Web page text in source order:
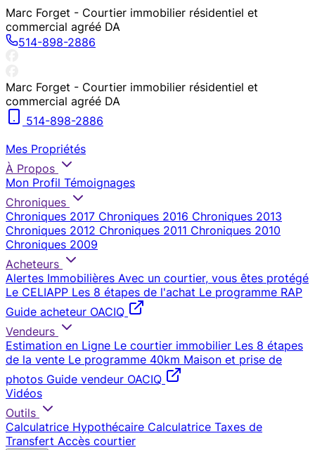
Marc Forget - Courtier immobilier résidentiel et
commercial agréé DA
514-898-2886
Marc Forget - Courtier immobilier résidentiel et
commercial agréé DA
514-898-2886
Mes Propriétés
À Propos
Mon Profil Témoignages
Chroniques
Chroniques 2017 Chroniques 2016 Chroniques 2013
Chroniques 2012 Chroniques 2011 Chroniques 2010
Chroniques 2009
Acheteurs
Alertes Immobilières Avec un courtier, vous êtes protégé
Le CELIAPP Les 8 étapes de l'achat Le programme RAP
Guide acheteur OACIQ
Vendeurs
Estimation en Ligne Le courtier immobilier Les 8 étapes
de la vente Le programme 40km Maison et prise de
photos Guide vendeur OACIQ
Vidéos
Outils
Calculatrice Hypothécaire Calculatrice Taxes de
Transfert Accès courtier